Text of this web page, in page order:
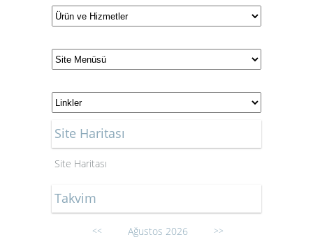
Site Haritası
Site Haritası
Takvim
<< Ağustos 2026 >>